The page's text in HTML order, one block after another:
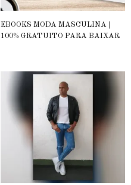
EBOOKS MODA MASCULINA |
100% GRATUITO PARA BAIXAR